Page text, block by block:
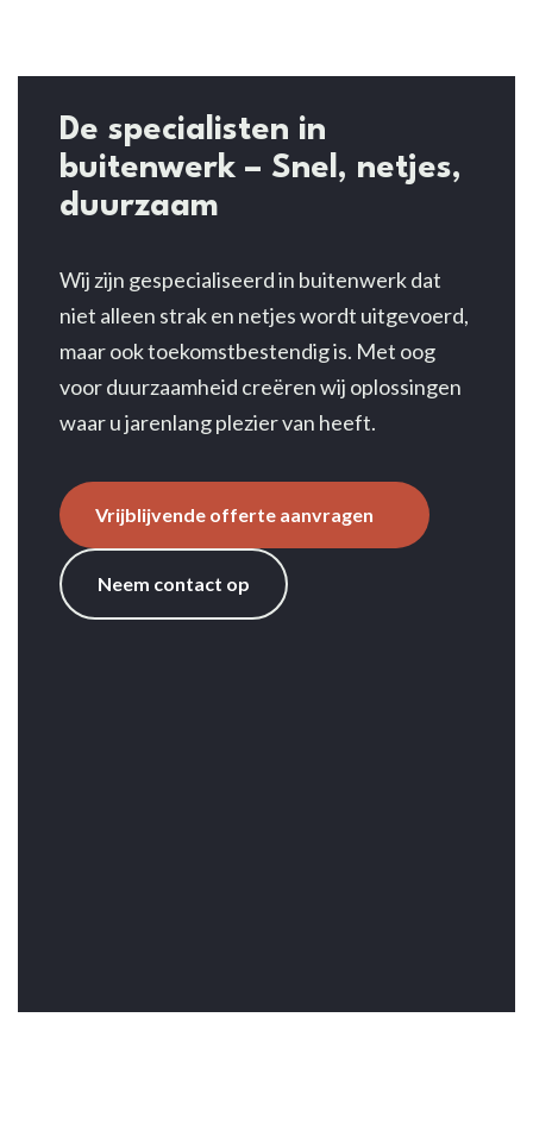
Scherpenzeel
De specialisten in
buitenwerk – Snel, netjes,
duurzaam
Wij zijn gespecialiseerd in buitenwerk dat
niet alleen strak en netjes wordt uitgevoerd,
maar ook toekomstbestendig is. Met oog
voor duurzaamheid creëren wij oplossingen
waar u jarenlang plezier van heeft.
Vrijblijvende offerte aanvragen
Neem contact op